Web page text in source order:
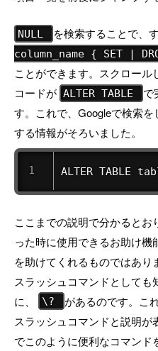
NULL を検索することで、
column_name { SET |
ことができます。スクロー
コードが ALTER TABLE
で
す。これで、Googleで検索
する情報がそろいました。
ALTER TABLE
ここまでの説明で分かるとお
った時に使用できるお助け機
を助けてくれるものではあ
スラッシュコマンドとして
に、
\?
があるのです。こ
スラッシュコマンドと説明
でこのように便利なコマンド